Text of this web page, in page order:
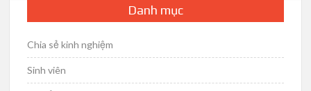
Danh mục
Chia sẻ kinh nghiệm
Sinh viên